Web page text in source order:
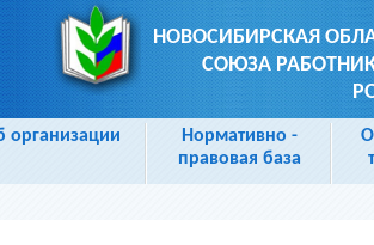
НОВОСИБИРСКАЯ
СОЮЗА
организации
Нормативно -
правовая база